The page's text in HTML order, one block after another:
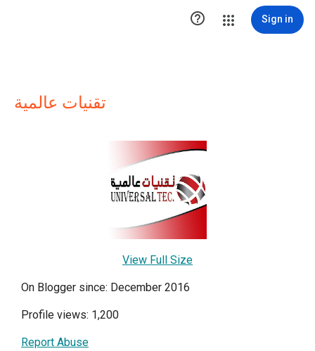
 Sign in
تقنيات عالمية
View Full Size
On Blogger since: December 2016
Profile views: 1,200
Report Abuse